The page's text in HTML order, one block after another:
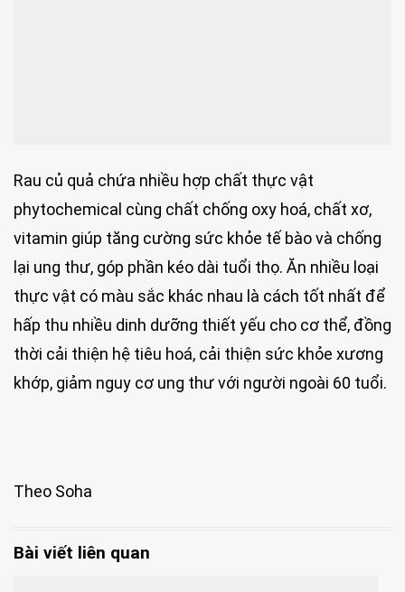
Rau củ quả chứa nhiều hợp chất thực vật
phytochemical cùng chất chống oxy hoá, chất xơ,
vitamin giúp tăng cường sức khỏe tế bào và chống
lại ung thư, góp phần kéo dài tuổi thọ. Ăn nhiều loại
thực vật có màu sắc khác nhau là cách tốt nhất để
hấp thu nhiều dinh dưỡng thiết yếu cho cơ thể, đồng
thời cải thiện hệ tiêu hoá, cải thiện sức khỏe xương
khớp, giảm nguy cơ ung thư với người ngoài 60 tuổi.
Theo Soha
Bài viết liên quan